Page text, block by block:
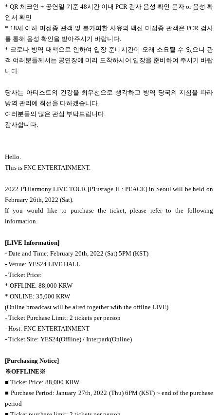
* QR 체크인 + 공연일 기준 48시간 이내 PCR 검사 음성 확인 문자 or 음성 확
인서 확인
* 18세 이하 미접종 관객 및 불가피한 사유의 백신 미접종 관객은 PCR 검사
를 통해 음성 확인을 받아주시기 바랍니다.
* 코로나 방역 대책으로 인하여 입장 준비시간이 오래 소요될 수 있으니 관
객 여러분들께서는 공연장에 미리 도착하시어 입장을 준비하여 주시기 바랍
니다.
당사는 아티스트의 건강을 최우선으로 생각하고 방역 당국의 지침을 따라
방역 관리에 최선을 다하겠습니다.
여러분들의 많은 관심 부탁드립니다.
감사합니다.
Hello.
This is FNC ENTERTAINMENT.
2022 P1Harmony LIVE TOUR [P1ustage H : PEACE] in Seoulwill be held on
February 26th, 2022 (Sat).
If you would like to purchase the ticket, please refer to the following
information.
[LIVE Information]
- Date and Time: February 26th, 2022 (Sat) 5PM (KST)
- Venue: YES24 LIVE HALL
- Ticket Price:
* OFFLINE: 88,000 KRW
* ONLINE: 35,000 KRW
(Online broadcast will be aired together with the offline LIVE)
- Ticket Purchase Limit: 2 tickets per person
- Host: FNC ENTERTAINMENT
- Ticket Site: YES24(Offline) / Interpark(Online)
[Purchasing Notice]
※OFFLINE ※
■ Ticket Price: 88,000 KRW
■ Purchase Period: January 27th, 2022 (Thu) 6PM (KST) ~ end of the purchase
period